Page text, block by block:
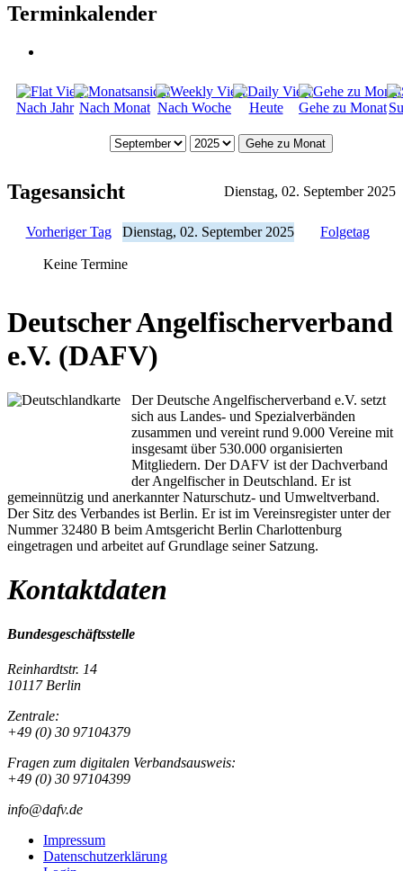
Terminkalender
Nach Jahr Nach Monat Nach Woche Heute Gehe zu Monat
Gehe zu Monat
Tagesansicht Dienstag, 02. September 2025
Vorheriger Tag Dienstag, 02. September 2025 Folgetag
Keine Termine
Deutscher Angelfischerverband
e.V. (DAFV)
Der Deutsche Angelfischerverband e.V. setzt
sich aus Landes- und Spezialverbänden
zusammen und vereint rund 9.000 Vereine mit
insgesamt über 530.000 organisierten
Mitgliedern. Der DAFV ist der Dachverband
der Angelfischer in Deutschland. Er ist
gemeinnützig und anerkannter Naturschutz- und Umweltverband.
Der Sitz des Verbandes ist Berlin. Er ist im Vereinsregister unter der
Nummer 32480 B beim Amtsgericht Berlin Charlottenburg
eingetragen und arbeitet auf Grundlage seiner Satzung.
Kontaktdaten
Bundesgeschäftsstelle
Reinhardtstr. 14
10117 Berlin
Zentrale:
+49 (0) 30 97104379
Fragen zum digitalen Verbandsausweis:
+49 (0) 30 97104399
info@dafv.de
Impressum
Datenschutzerklärung